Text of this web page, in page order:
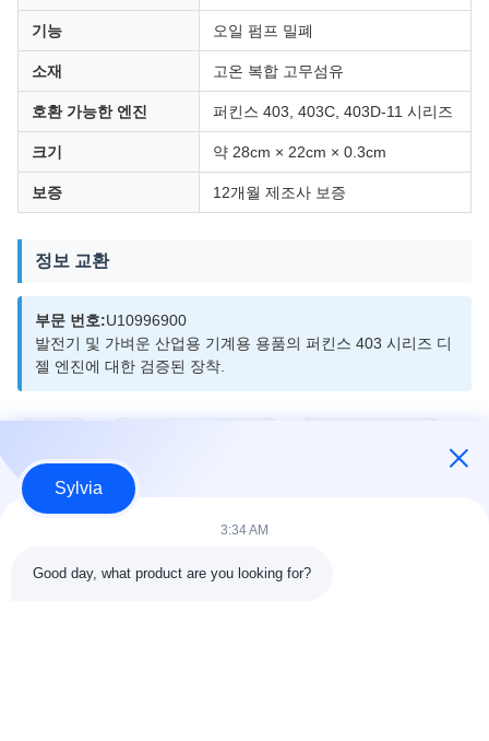
기능 오일 펌프 밀폐
소재 고온 복합 고무섬유
호환 가능한 엔진 퍼킨스 403, 403C, 403D-11 시리즈
크기 약 28cm × 22cm × 0.3cm
보증 12개월 제조사 보증
정보 교환
부문 번호:U10996900
발전기 및 가벼운 산업용 기계용 용품의 퍼킨스 403 시리즈 디
젤 엔진에 대한 검증된 장착.
빠른 연락
Sylvia
3:34 AM
Good day, what product are you looking for?